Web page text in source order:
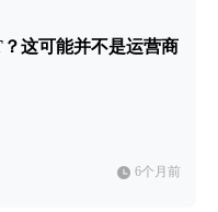
这可能并不是运营商
6个月前